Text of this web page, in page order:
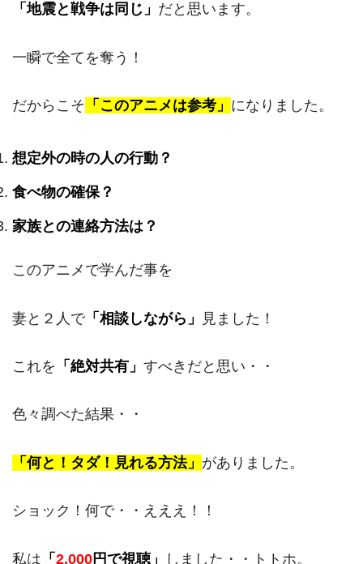
「地震と戦争は同じ」 だと思います。
一瞬で全てを奪う！
だからこそ 「このアニメは参考」 になりました。
想定外の時の人の行動？
食べ物の確保？
家族との連絡方法は？
このアニメで学んだ事を
妻と２人で「相談しながら」 見ました！
これを 「絶対共有」 すべきだと思い・・
色々調べた結果・・
「何と！タダ！見れる方法」 がありました。
ショック！何で・・えええ！！
私は 「 2,000円で視聴」 しました・・トトホ。